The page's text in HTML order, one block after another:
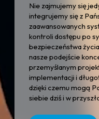
Nie zajmujemy się
integrujemy się z
zaawansowanych
kontroli dostępu po
bezpieczeństwa
nasze podejście
przemyślanym
implementacji i
dzięki czemu mogą
siebie dziś i w